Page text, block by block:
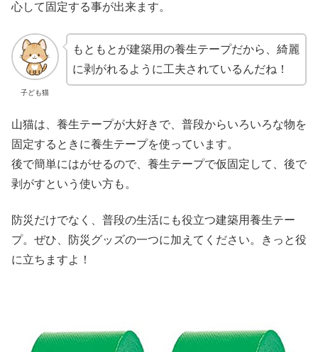
心して固定する事が出来ます。
子ども猫
もともとが建築用の養生テープだから、綺麗
に剥がれるように工夫されているんだね！
山猫は、養生テープが大好きで、普段からいろいろな物を
固定するときに養生テープを使っています。
後で簡単にはがせるので、養生テープで仮固定して、後で
剥がすという使い方も。
防災だけでなく、普段の生活にも役立つ建築用養生テー
プ。ぜひ、防災グッズの一つに加えてください。きっと役
に立ちますよ！